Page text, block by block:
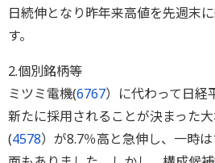
日続伸となり昨年来高値を先週末
す。
2.個別銘柄等
ミツミ電機(6767）に代わって日経
新たに採用されることが決まった
(4578）が8.7％高と急伸し、一時